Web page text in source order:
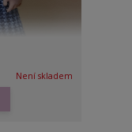
Není skladem